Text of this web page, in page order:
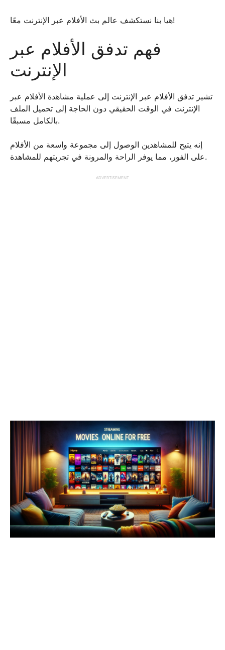
هيا بنا نستكشف عالم بث الأفلام عبر الإنترنت معًا!
فهم تدفق الأفلام عبر
الإنترنت
تشير تدفق الأفلام عبر الإنترنت إلى عملية مشاهدة الأفلام عبر
الإنترنت في الوقت الحقيقي دون الحاجة إلى تحميل الملف
بالكامل مسبقًا.
إنه يتيح للمشاهدين الوصول إلى مجموعة واسعة من الأفلام
على الفور، مما يوفر الراحة والمرونة في تجربتهم للمشاهدة.
ADVERTISEMENT